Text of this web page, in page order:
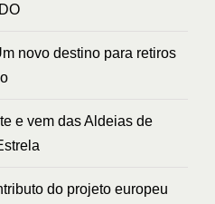
novo destino para retiros
e vem das Aldeias de
do projeto europeu